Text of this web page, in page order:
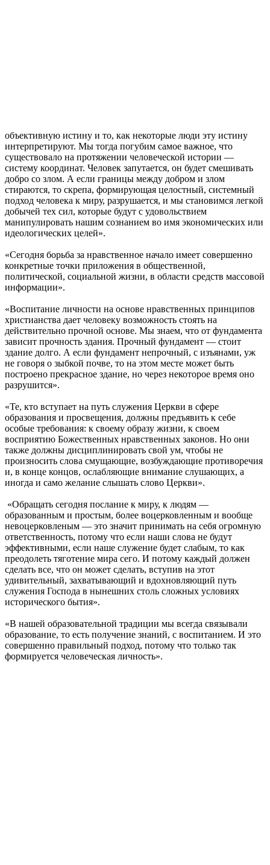
объективную истину и то, как некоторые люди эту истину
интерпретируют. Мы тогда погубим самое важное, что
существовало на протяжении человеческой истории —
систему координат. Человек запутается, он будет смешивать
добро со злом. А если границы между добром и злом
стираются, то скрепа, формирующая целостный, системный
подход человека к миру, разрушается, и мы становимся легкой
добычей тех сил, которые будут с удовольствием
манипулировать нашим сознанием во имя экономических или
идеологических целей».
«Сегодня борьба за нравственное начало имеет совершенно
конкретные точки приложения в общественной,
политической, социальной жизни, в области средств массовой
информации».
«Воспитание личности на основе нравственных принципов
христианства дает человеку возможность стоять на
действительно прочной основе. Мы знаем, что от фундамента
зависит прочность здания. Прочный фундамент — стоит
здание долго. А если фундамент непрочный, с изъянами, уж
не говоря о зыбкой почве, то на этом месте может быть
построено прекрасное здание, но через некоторое время оно
разрушится».
«Те, кто вступает на путь служения Церкви в сфере
образования и просвещения, должны предъявить к себе
особые требования: к своему образу жизни, к своем
восприятию Божественных нравственных законов. Но они
также должны дисциплинировать свой ум, чтобы не
произносить слова смущающие, возбуждающие противоречия
и, в конце концов, ослабляющие внимание слушающих, а
иногда и само желание слышать слово Церкви».
«Обращать сегодня послание к миру, к людям ―
образованным и простым, более воцерковленным и вообще
невоцерковленым — это значит принимать на себя огромную
ответственность, потому что если наши слова не будут
эффективными, если наше служение будет слабым, то как
преодолеть тяготение мира сего. И потому каждый должен
сделать все, что он может сделать, вступив на этот
удивительный, захватывающий и вдохновляющий путь
служения Господа в нынешних столь сложных условиях
исторического бытия».
«В нашей образовательной традиции мы всегда связывали
образование, то есть получение знаний, с воспитанием. И это
совершенно правильный подход, потому что только так
формируется человеческая личность».